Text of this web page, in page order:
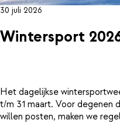
30 juli 2026
Wintersport
Het dagelijkse
t/m 31 maart. Voor degenen
willen posten, maken we